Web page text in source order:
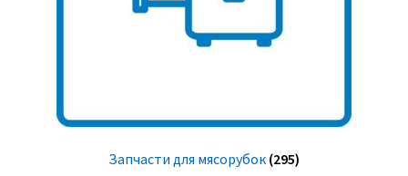
Запчасти для мясорубок (295)